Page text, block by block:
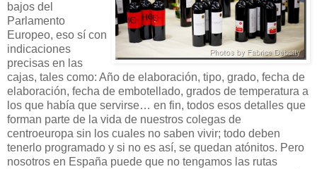
bajos del
Parlamento
Europeo, eso sí con
indicaciones
precisas en las
cajas, tales como: Año de elaboración, tipo, grado, fecha de
elaboración, fecha de embotellado, grados de temperatura a
los que había que servirse… en fin, todos esos detalles que
forman parte de la vida de nuestros colegas de
centroeuropa sin los cuales no saben vivir; todo deben
tenerlo programado y si no es así, se quedan atónitos. Pero
nosotros en España puede que no tengamos las rutas